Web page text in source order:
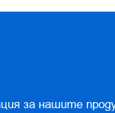
за нашите